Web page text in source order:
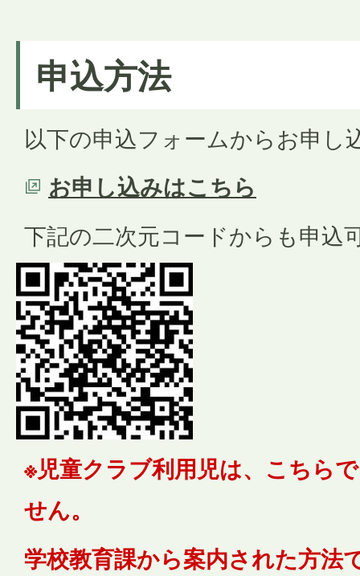
申込方法
以下の申込フォームからお申し
お申し込みはこちら
下記の二次元コードからも申込
※児童クラブ利用児は、こちら
せん。
学校教育課から案内された方法